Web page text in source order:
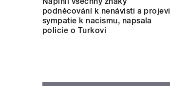
podněcování k nenávisti a projevil
sympatie k nacismu, napsala
policie o Turkovi